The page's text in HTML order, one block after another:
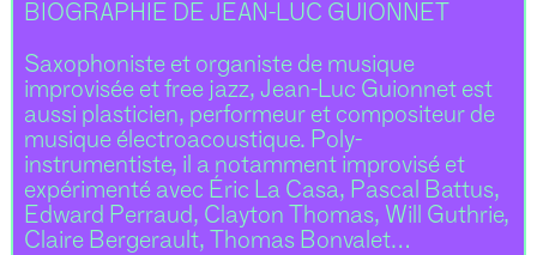
BIOGRAPHIE DE JEAN-LUC GUIONNET
Saxophoniste et organiste de musique
improvisée et free jazz, Jean-Luc Guionnet est
aussi plasticien, performeur et compositeur de
musique électroacoustique. Poly-
instrumentiste, il a notamment improvisé et
expérimenté avec Éric La Casa, Pascal Battus,
Edward Perraud, Clayton Thomas, Will Guthrie,
Claire Bergerault, Thomas Bonvalet…